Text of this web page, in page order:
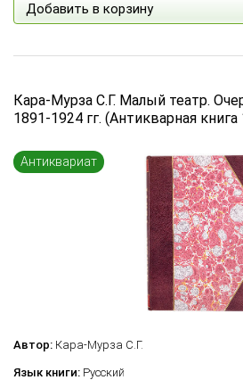
Добавить в корзину
Кара-Мурза С.Г. Малый театр.
1891-1924 гг. (Антикварная книга
Антиквариат
Автор: Кара-Мурза С.Г.
Язык книги: Русский